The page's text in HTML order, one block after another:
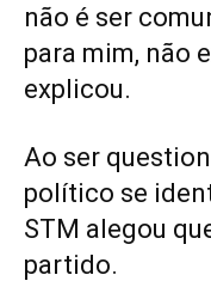
não é ser
para mim, não
explicou.
Ao ser
político se
STM alegou
partido.